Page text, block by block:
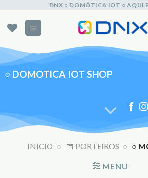
content
DNX ○ DOMÓTICA IOT ○ AQUI
○ DOMOTICA IOT SHOP
INICIO ○ 📅 PORTEIROS ○ ○
MENU